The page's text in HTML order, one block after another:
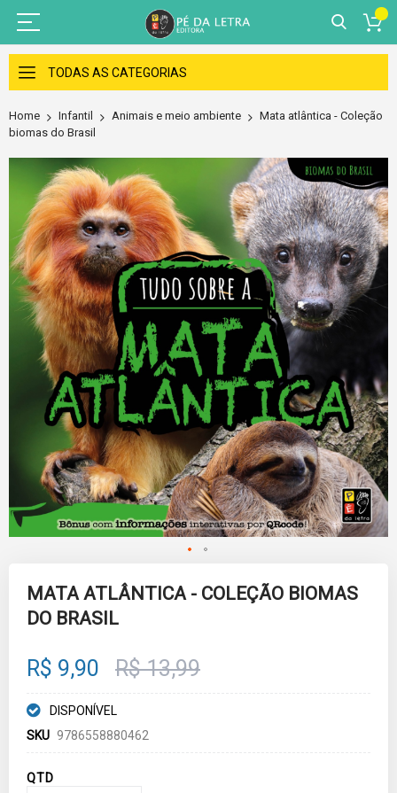
Skip
to
Content
TODAS AS CATEGORIAS
Home Infantil Animais e meio ambiente
Mata atlântica - Coleção
biomas do Brasil
the
images
gallery
beginning
images
gallery
MATA ATLÂNTICA - COLEÇÃO BIOMAS
DO BRASIL
R$ 9,90 R$ 13,99
DISPONÍVEL
SKU 9786558880462
QTD